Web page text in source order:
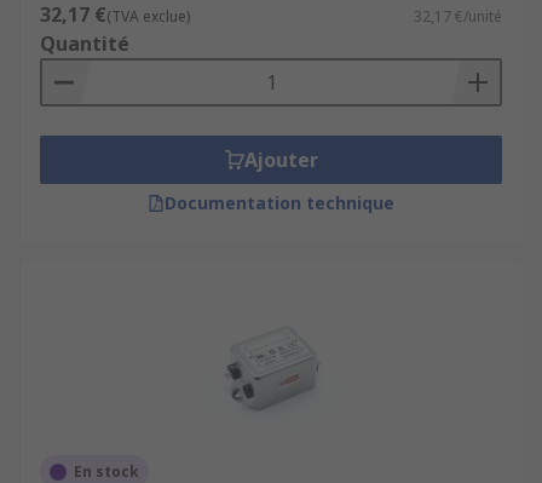
32,17 €(TVA exclue) 32,17 €/unité
Quantité
Ajouter
Documentation technique
En stock